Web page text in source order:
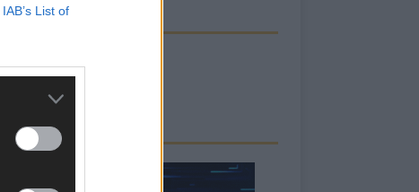
IAB’s List of